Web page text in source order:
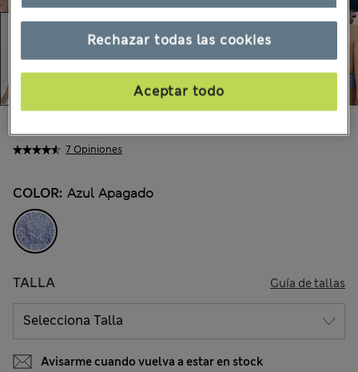
7 Opiniones
COLOR: Azul Apagado
TALLA Guía de tallas
Avisarme cuando vuelva a estar en stock
Rechazar todas las cookies
Aceptar todo